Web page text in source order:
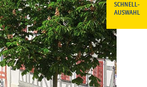
SCHNELL-
AUSWAHL